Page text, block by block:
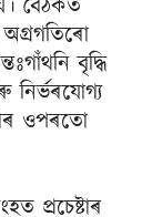
বৈঠকত
অগ্ৰগতিৰো
বৃদ্ধি
নিৰ্ভৰযোগ্য
ওপৰতো
প্ৰচেষ্টাৰ